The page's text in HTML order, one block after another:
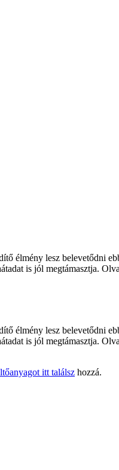
élmény lesz belevetődni
is jól megtámasztja.
élmény lesz belevetődni
is jól megtámasztja.
itt találsz hozzá.